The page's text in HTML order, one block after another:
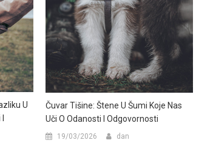
U
Čuvar Tišine: Štene U Šumi Koje Nas
Uči O Odanosti I Odgovornosti
19/03/2026 dan